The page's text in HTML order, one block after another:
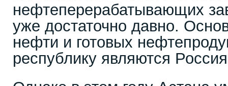
нефтеперерабатывающих
уже достаточно давно.
нефти и готовых
республику являются